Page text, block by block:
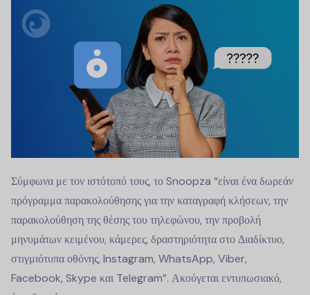
Σύμφωνα με τον ιστότοπό τους, το Snoopza “είναι ένα δωρεάν
πρόγραμμα παρακολούθησης για την καταγραφή κλήσεων, την
παρακολούθηση της θέσης του τηλεφώνου, την προβολή
μηνυμάτων κειμένου, κάμερες, δραστηριότητα στο Διαδίκτυο,
στιγμιότυπα οθόνης, Instagram, WhatsApp, Viber,
Facebook, Skype και Telegram”. Ακούγεται εντυπωσιακό,